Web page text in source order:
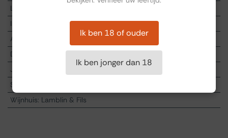
Land
Inhoud
Alcohol %
Druif
Jaartal
Streek
Wijnhuis: Lamblin & Fils
Ik ben 18 of ouder
Ik ben jonger dan 18